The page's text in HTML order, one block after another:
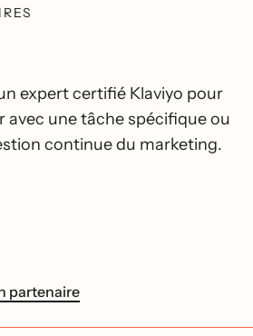
expert certifié Klaviyo pour
avec une tâche spécifique ou
continue du marketing.
partenaire